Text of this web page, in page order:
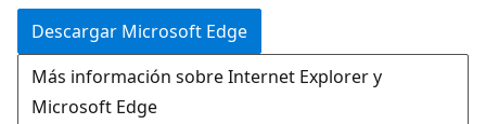
Descargar Microsoft Edge
Más información sobre Internet Explorer y
Microsoft Edge